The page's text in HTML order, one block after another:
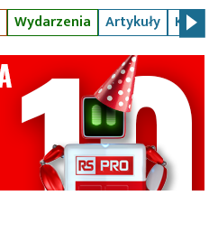
Wydarzenia Artykuły Kursy